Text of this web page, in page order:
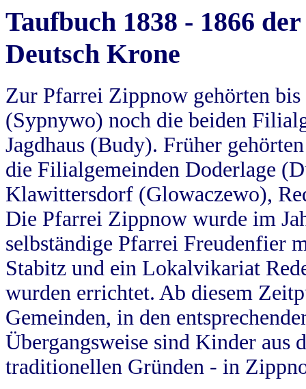
Taufbuch 1838 - 1866
Deutsch Krone
Zur Pfarrei Zippnow gehörten
(Sypnywo) noch die beiden
Jagdhaus (Budy). Früher
die Filialgemeinden Doderlage
Klawittersdorf (Glowaczewo),
Die Pfarrei Zippnow wurde im
selbständige Pfarrei Freudenfier
Stabitz und ein Lokalvikariat
wurden errichtet. Ab diesem
Gemeinden, in den
Übergangsweise sind Kinder aus
traditionellen Gründen - in